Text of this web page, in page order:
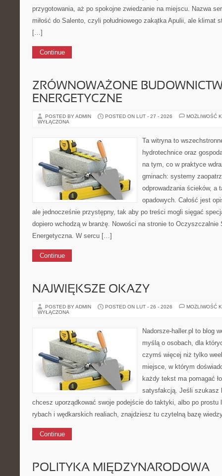
przygotowania, aż po spokojne zwiedzanie na miejscu. Nazwa
miłość do Salento, czyli południowego zakątka Apulii, ale klimat
[…]
Continue
ZRÓWNOWAŻONE
ENERGETYCZNE
POSTED BY ADMIN POSTED ON LUT - 27 - 2026
MOŻLIWOŚĆ
WYŁĄCZONA
Ta witryna to
hydrotechnice oraz
na tym, co w praktyce
gminach: systemy
odprowadzania ścieków, a
opadowych. Całość jest
ale jednocześnie przystępny, tak aby po treści mogli sięgać
dopiero wchodzą w branżę. Nowości na stronie to
Energetyczna. W sercu […]
Continue
NAJWIĘKSZE OKAZY
POSTED BY ADMIN POSTED ON LUT - 26 - 2026
MOŻLIWOŚĆ
WYŁĄCZONA
Nadorsze-haller.pl to blog
myślą o osobach, dla
czymś więcej niż tylko
miejsce, w którym
każdy tekst ma pomagać
satysfakcją. Jeśli szukasz
chcesz uporządkować swoje podejście do taktyki, albo po
rybach i wędkarskich realiach, znajdziesz tu czytelną bazę
Continue
POLITYKA MIĘDZYNARODOWA